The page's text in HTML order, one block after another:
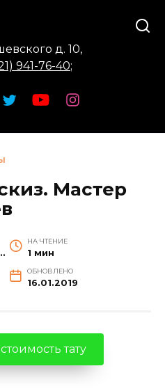
д. 10,
941-76-40;
Мастер
Студии
НА ЧТЕНИЕ
1 мин
ОБНОВЛЕНО
16.01.2019
тату